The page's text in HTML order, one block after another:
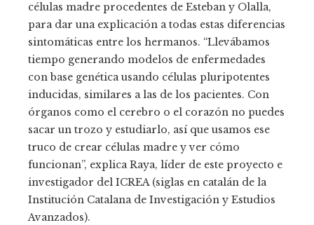
células madre procedentes de Esteban y Olalla,
para dar una explicación a todas estas diferencias
sintomáticas entre los hermanos. “Llevábamos
tiempo generando modelos de enfermedades
con base genética usando células pluripotentes
inducidas, similares a las de los pacientes. Con
órganos como el cerebro o el corazón no puedes
sacar un trozo y estudiarlo, así que usamos ese
truco de crear células madre y ver cómo
funcionan”, explica Raya, líder de este proyecto e
investigador del ICREA (siglas en catalán de la
Institución Catalana de Investigación y Estudios
Avanzados).